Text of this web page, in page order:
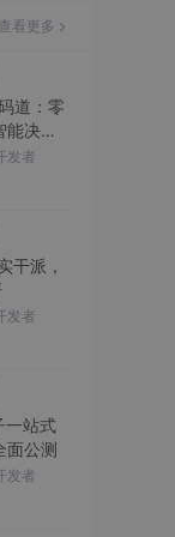
查看更多
能决策
战
发者
发者
一站式
面公测
发者